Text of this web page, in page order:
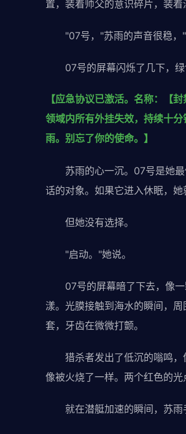
置，装着师父的意识碎片，装
"07号，"苏雨的声音很稳，"
07号的屏幕闪烁了几下，绿
【应急协议已激活。名称：【
领域内所有外挂失效，持续十
雨。别忘了你的使命。】
苏雨的心一沉。07号是她最
话的对象。如果它进入休眠，她
但她没有选择。
"启动。"她说。
07号的屏幕暗了下去，像一
漾。光膜接触到海水的瞬间，
套，牙齿在微微打颤。
猎杀者发出了低沉的嗡鸣，
像被火烧了一样。两个红色的光
就在潜艇加速的瞬间，苏雨